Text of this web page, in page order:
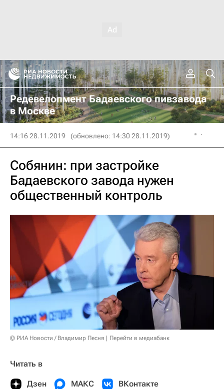
Редевелопмент Бадаевского пивзавода
в Москве
14:16 28.11.2019 (обновлено: 14:30 28.11.2019)
Собянин: при застройке
Бадаевского завода нужен
общественный контроль
© РИА Новости / Владимир Песня Перейти в медиабанк
Читать в
Дзен МАКС ВКонтакте